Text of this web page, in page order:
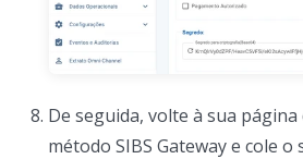
De seguida, volte à sua
método SIBS Gateway e cole